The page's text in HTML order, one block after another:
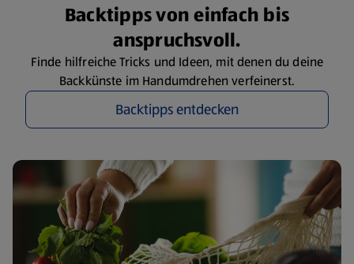
Backtipps von einfach bis
anspruchsvoll.
Finde hilfreiche Tricks und Ideen, mit denen du deine
Backkünste im Handumdrehen verfeinerst.
Backtipps entdecken